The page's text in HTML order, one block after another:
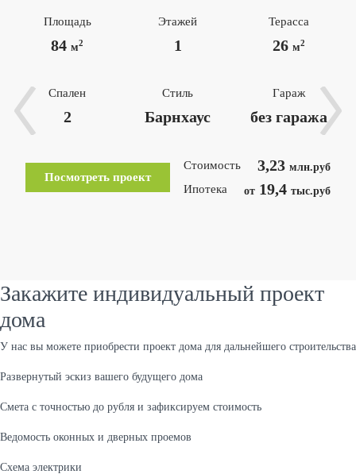
Площадь
84м2
Этажей
1
Терасса
26 м2
Спален
2
Стиль
Барнхаус
Гараж
без гаража
Стоимость 3,23млн.руб
Ипотека от 19,4тыс.руб
Посмотреть проект
Закажите индивидуальный проект
дома
У нас вы можете приобрести проект дома для дальнейшего строительства
Развернутый эскиз вашего будущего дома
Cмета с точностью до рубля и зафиксируем стоимость
Ведомость оконных и дверных проемов
Cхема электрики